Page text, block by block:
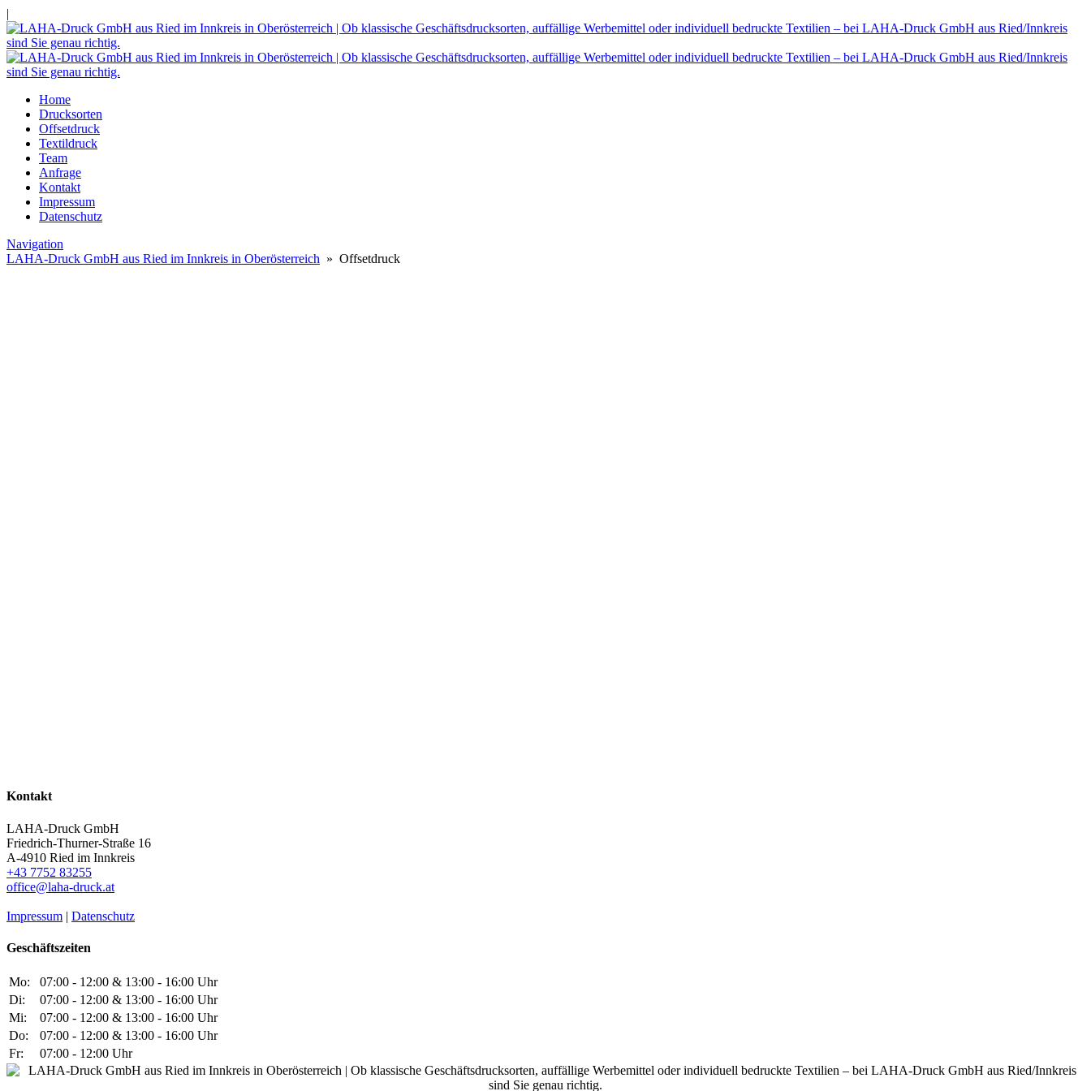
|
Home
Drucksorten
Offsetdruck
Textildruck
Team
Anfrage
Kontakt
Impressum
Datenschutz
Navigation
LAHA-Druck GmbH aus Ried im Innkreis in Oberösterreich » Offsetdruck
Kontakt
LAHA-Druck GmbH
Friedrich-Thurner-Straße 16
A-4910 Ried im Innkreis
+43 7752 83255
office@laha-druck.at
Impressum | Datenschutz
Geschäftszeiten
Mo:
07:00 - 12:00 & 13:00 - 16:00 Uhr
Di:
07:00 - 12:00 & 13:00 - 16:00 Uhr
Mi:
07:00 - 12:00 & 13:00 - 16:00 Uhr
Do:
07:00 - 12:00 & 13:00 - 16:00 Uhr
Fr:
07:00 - 12:00 Uhr